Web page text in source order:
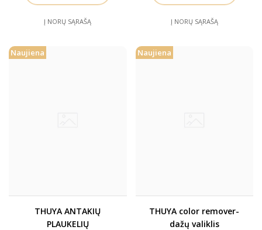
Į NORŲ SĄRAŠĄ Į NORŲ SĄRAŠĄ
Naujiena
THUYA ANTAKIŲ
PLAUKELIŲ
Naujiena
THUYA color remover-
dažų valiklis